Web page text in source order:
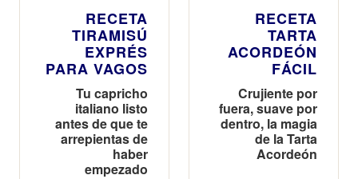
RECETA
TIRAMISÚ
EXPRÉS
PARA VAGOS
Tu capricho
italiano listo
antes de que te
arrepientas de
haber
empezado
RECETA
TARTA
ACORDEÓN
FÁCIL
Crujiente por
fuera, suave por
dentro, la magia
de la Tarta
Acordeón